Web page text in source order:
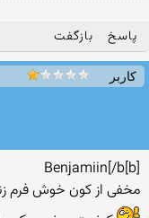
پاسخ بازگفت
کاربر
[b]Benjamiin[/b
مخفی از کون خوش فرم